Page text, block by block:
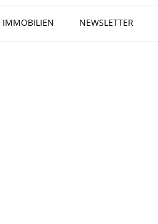
IMMOBILIEN NEWSLETTER